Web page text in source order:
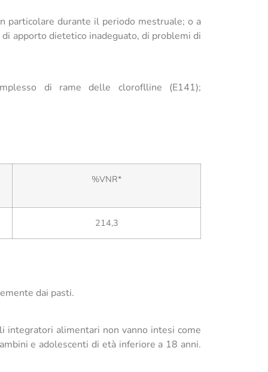
particolare durante il periodo mestruale; o a
apporto dietetico inadeguato, di problemi di
di rame delle cloroflline (E141);
%VNR*
214,3
dai pasti.
integratori alimentari non vanno intesi come
e adolescenti di età inferiore a 18 anni.